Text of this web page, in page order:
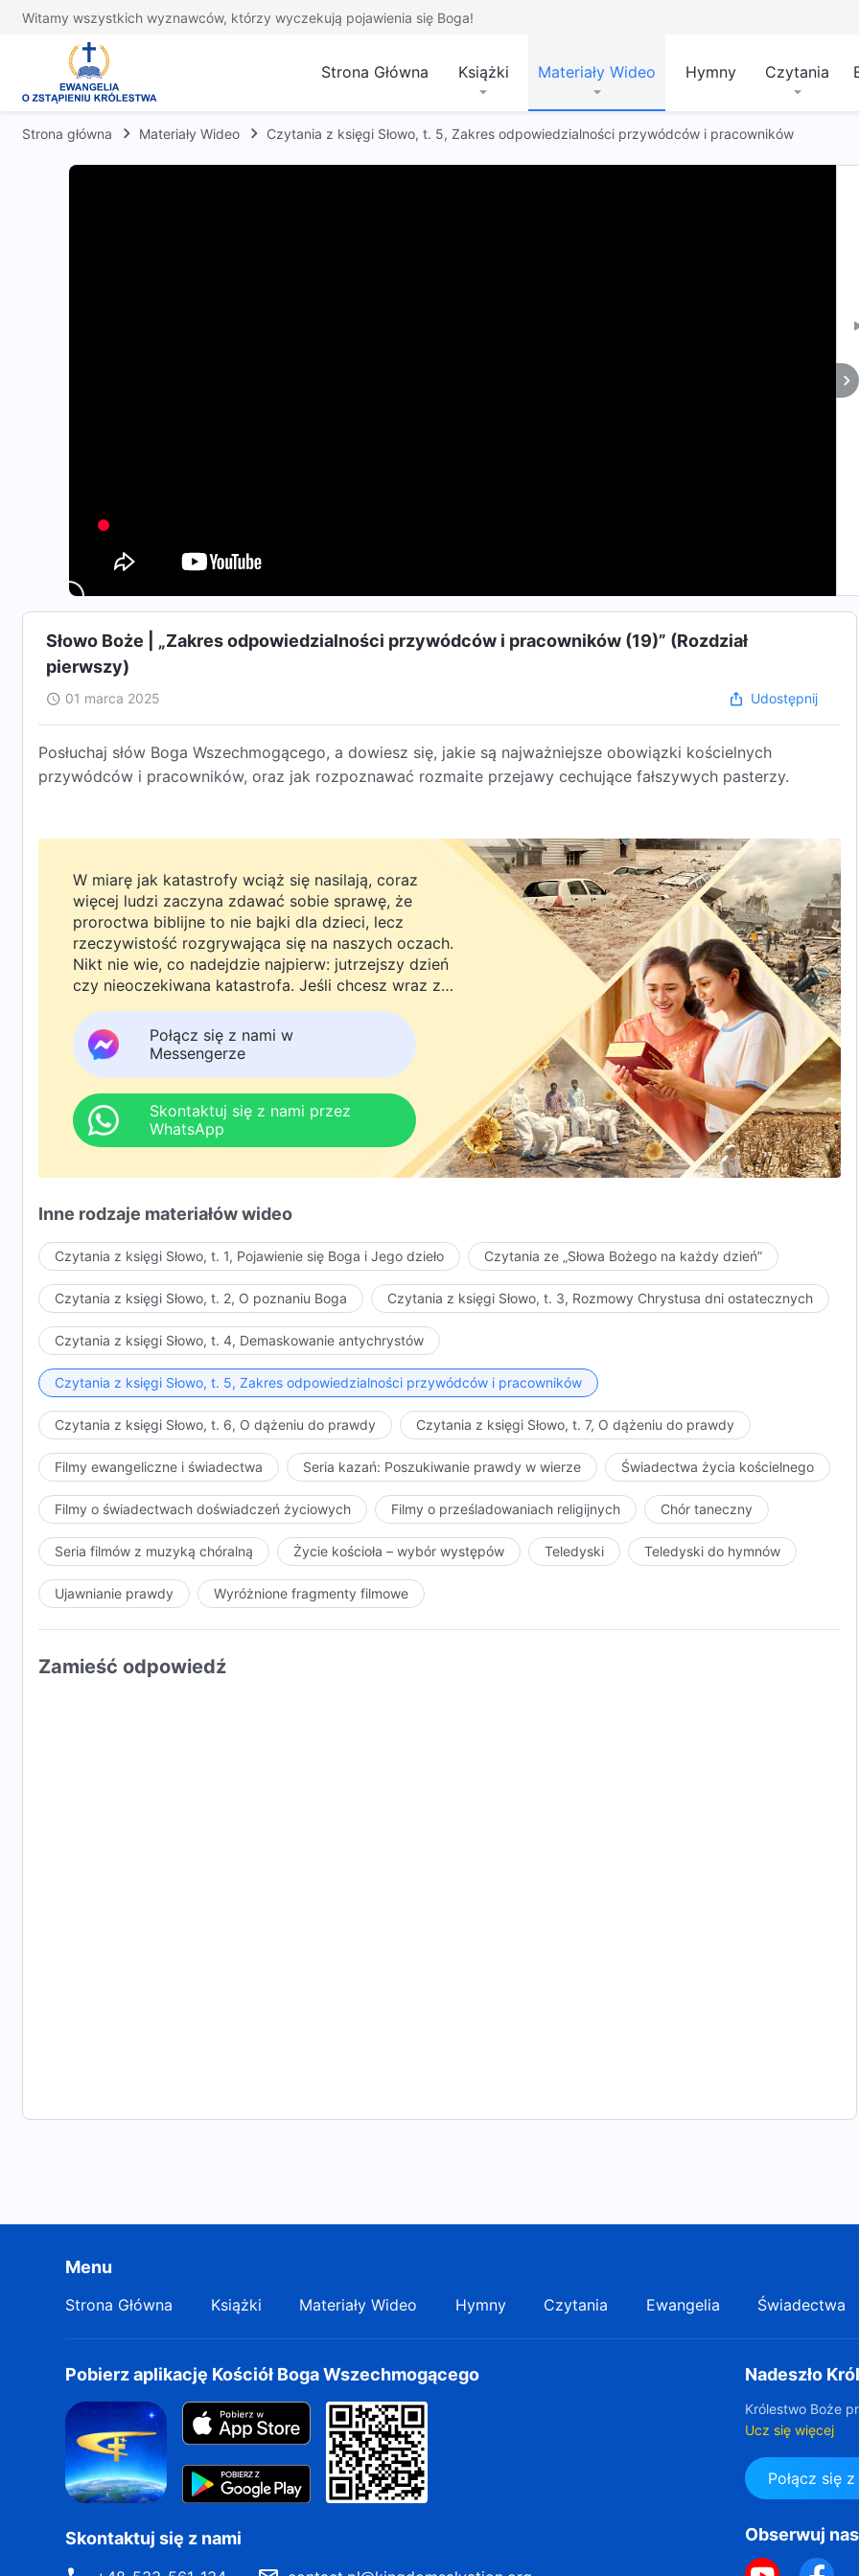
Witamy wszystkich wyznawców, którzy wyczekują pojawienia się Boga!
Strona Główna Książki Materiały Wideo Hymny Czytania
Strona główna Materiały Wideo Czytania z księgi Słowo, t. 5, Zakres odpowiedzialności przywódców i pracowników
Słowo Boże | „Zakres odpowiedzialności przywódców i pracowników (19)” (Rozdział
pierwszy)
01 marca 2025 Udostępnij
Posłuchaj słów Boga Wszechmogącego, a dowiesz się, jakie są najważniejsze obowiązki kościelnych
przywódców i pracowników, oraz jak rozpoznawać rozmaite przejawy cechujące fałszywych pasterzy.
W miarę jak katastrofy wciąż się nasilają, coraz
więcej ludzi zaczyna zdawać sobie sprawę, że
proroctwa biblijne to nie bajki dla dzieci, lecz
rzeczywistość rozgrywająca się na naszych oczach.
Nikt nie wie, co nadejdzie najpierw: jutrzejszy dzień
czy nieoczekiwana katastrofa. Jeśli chcesz wraz z
rodziną powitać powrót Pana i znaleźć
bezpieczeństwo pod Bożą ochroną, kliknij
WhatsAppa lub Messengera, aby dołączyć do
naszej grupy studyjnej. Nie odkładaj tego do jutra.
Połącz się z nami w
Messengerze
Skontaktuj się z nami przez
WhatsApp
Inne rodzaje materiałów wideo
Czytania z księgi Słowo, t. 1, Pojawienie się Boga i Jego dzieło Czytania ze „Słowa Bożego na każdy dzień”
Czytania z księgi Słowo, t. 2, O poznaniu Boga Czytania z księgi Słowo, t. 3, Rozmowy Chrystusa dni ostatecznych
Czytania z księgi Słowo, t. 4, Demaskowanie antychrystów
Czytania z księgi Słowo, t. 5, Zakres odpowiedzialności przywódców i pracowników
Czytania z księgi Słowo, t. 6, O dążeniu do prawdy Czytania z księgi Słowo, t. 7, O dążeniu do prawdy
Filmy ewangeliczne i świadectwa Seria kazań: Poszukiwanie prawdy w wierze Świadectwa życia kościelnego
Filmy o świadectwach doświadczeń życiowych Filmy o prześladowaniach religijnych Chór taneczny
Seria filmów z muzyką chóralną Życie kościoła – wybór występów Teledyski Teledyski do hymnów
Ujawnianie prawdy Wyróżnione fragmenty filmowe
Zamieść odpowiedź
Menu
Strona Główna Książki Materiały Wideo Hymny Czytania Ewangelia Świadectwa
Pobierz aplikację Kościół Boga Wszechmogącego
Skontaktuj się z nami
Nadeszło
Królestwo Boże
Ucz się więcej
Połącz się
Obserwuj nas